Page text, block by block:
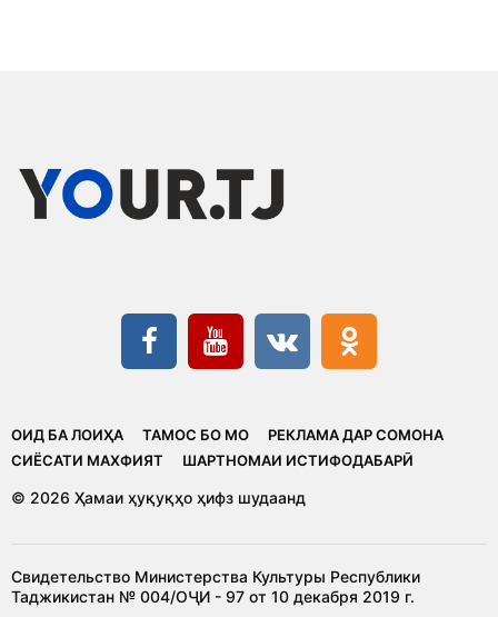
ОИД БА ЛОИҲА ТАМОС БО МО
РЕКЛАМА ДАР СОМОНА
CИЁСАТИ МАХФИЯТ
ШАРТНОМАИ ИСТИФОДАБАРӢ
© 2026 Ҳамаи ҳуқуқҳо ҳифз шудаанд
Свидетельство Министерства Культуры Республики
Таджикистан № 004/ОҶИ - 97 от 10 декабря 2019 г.